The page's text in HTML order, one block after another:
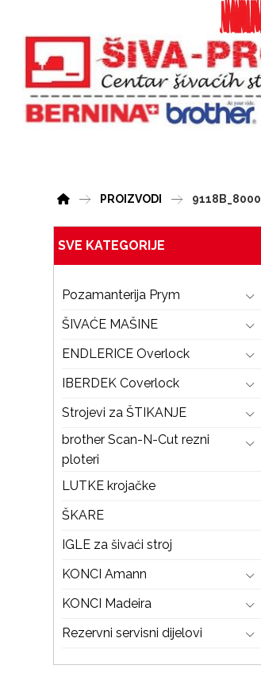
PROIZVODI 9118B_8000
SVE KATEGORIJE
Pozamanterija Prym
ŠIVAĆE MAŠINE
ENDLERICE Overlock
IBERDEK Coverlock
Strojevi za ŠTIKANJE
brother Scan-N-Cut rezni
ploteri
LUTKE krojačke
ŠKARE
IGLE za šivaći stroj
KONCI Amann
KONCI Madeira
Rezervni servisni dijelovi